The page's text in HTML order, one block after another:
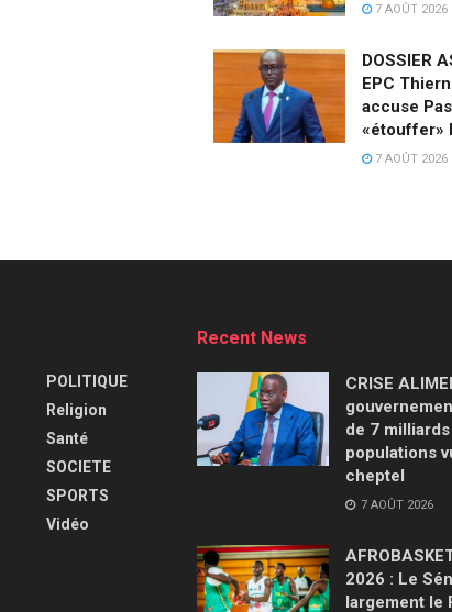
7 AOÛT 2026
DOSSIER
EPC
accuse
«étouffer»
7 AOÛT 2026
POLITIQUE
Religion
Santé
SOCIETE
SPORTS
Vidéo
Recent News
CRISE
de 7
populations
cheptel
7 AOÛT 2026
2026 : Le
largement le